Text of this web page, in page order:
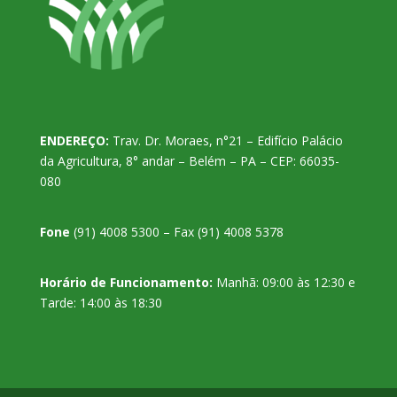
ENDEREÇO: Trav. Dr. Moraes, n°21 – Edifício Palácio
da Agricultura, 8° andar – Belém – PA – CEP: 66035-
080
Fone (91) 4008 5300 – Fax (91) 4008 5378
Horário de Funcionamento: Manhã: 09:00 às 12:30 e
Tarde: 14:00 às 18:30